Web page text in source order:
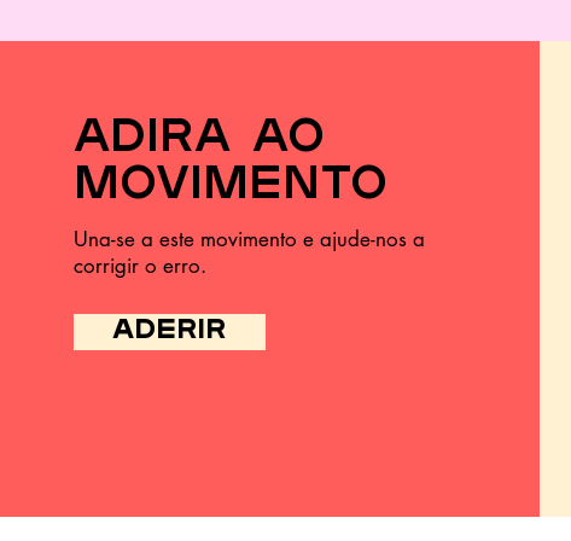
desperdiçar quase
nada
adira ao
movimento
Una-se a este movimento e ajude-nos a
corrigir o erro.
ADERIR